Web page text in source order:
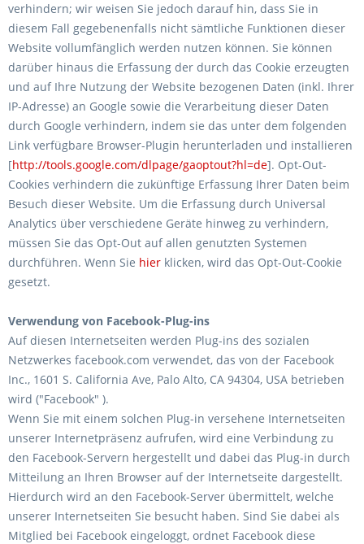
verhindern; wir weisen Sie jedoch darauf hin, dass Sie in
diesem Fall gegebenenfalls nicht sämtliche Funktionen dieser
Website vollumfänglich werden nutzen können. Sie können
darüber hinaus die Erfassung der durch das Cookie erzeugten
und auf Ihre Nutzung der Website bezogenen Daten (inkl. Ihrer
IP-Adresse) an Google sowie die Verarbeitung dieser Daten
durch Google verhindern, indem sie das unter dem folgenden
Link verfügbare Browser-Plugin herunterladen und installieren
[http://tools.google.com/dlpage/gaoptout?hl=de]. Opt-Out-
Cookies verhindern die zukünftige Erfassung Ihrer Daten beim
Besuch dieser Website. Um die Erfassung durch Universal
Analytics über verschiedene Geräte hinweg zu verhindern,
müssen Sie das Opt-Out auf allen genutzten Systemen
durchführen. Wenn Sie hier klicken, wird das Opt-Out-Cookie
gesetzt.
Verwendung von Facebook-Plug-ins
Auf diesen Internetseiten werden Plug-ins des sozialen
Netzwerkes facebook.com verwendet, das von der Facebook
Inc., 1601 S. California Ave, Palo Alto, CA 94304, USA betrieben
wird ("Facebook" ).
Wenn Sie mit einem solchen Plug-in versehene Internetseiten
unserer Internetpräsenz aufrufen, wird eine Verbindung zu
den Facebook-Servern hergestellt und dabei das Plug-in durch
Mitteilung an Ihren Browser auf der Internetseite dargestellt.
Hierdurch wird an den Facebook-Server übermittelt, welche
unserer Internetseiten Sie besucht haben. Sind Sie dabei als
Mitglied bei Facebook eingeloggt, ordnet Facebook diese